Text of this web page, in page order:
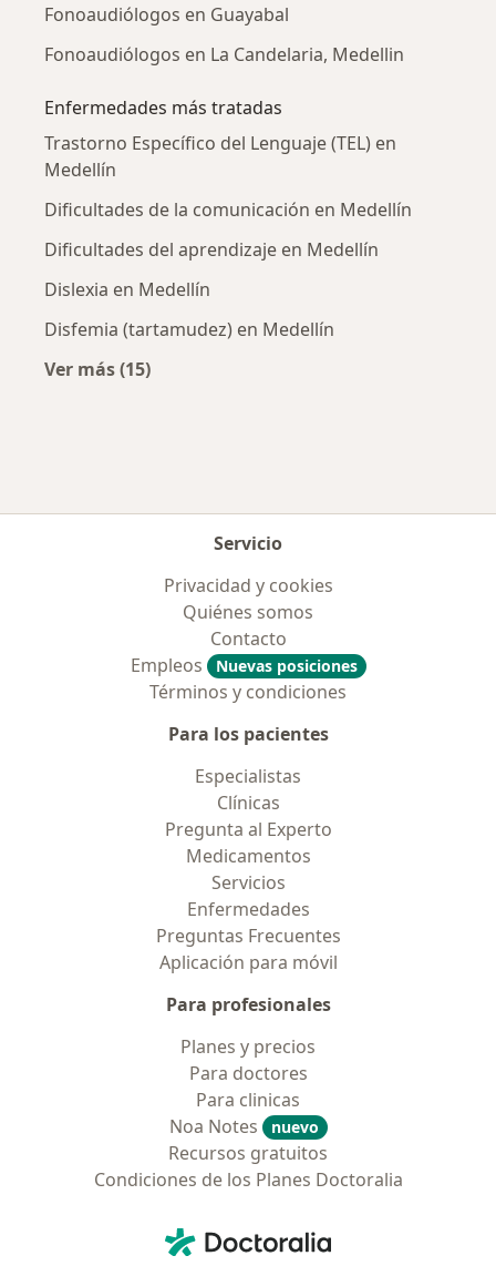
Fonoaudiólogos en Guayabal
Fonoaudiólogos en La Candelaria, Medellin
Enfermedades más tratadas
Trastorno Específico del Lenguaje (TEL) en
Medellín
Dificultades de la comunicación en Medellín
Dificultades del aprendizaje en Medellín
Dislexia en Medellín
Disfemia (tartamudez) en Medellín
Ver más (15)
Servicio
Privacidad y cookies
Quiénes somos
Contacto
Empleos
Nuevas posiciones
Términos y condiciones
Para los pacientes
Especialistas
Clínicas
Pregunta al Experto
Medicamentos
Servicios
Enfermedades
Preguntas Frecuentes
Aplicación para móvil
Para profesionales
Planes y precios
Para doctores
Para clinicas
Noa Notes
nuevo
Recursos gratuitos
Condiciones de los Planes Doctoralia
Doctoralia - Página de inicio